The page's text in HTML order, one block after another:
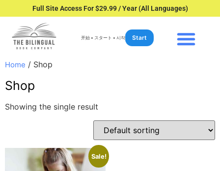
Full Site Access For $29.99 / Year (All Languages)
开始 • スタート • 시작 Start
Home / Shop
Shop
Showing the single result
Sale!